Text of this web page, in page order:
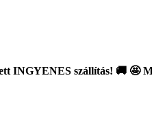
INGYENES szállítás! 🚚 🤩